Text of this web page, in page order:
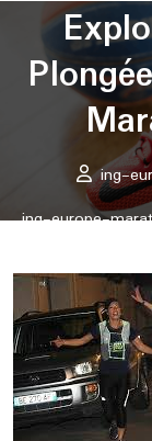
ing-
ing-europe-